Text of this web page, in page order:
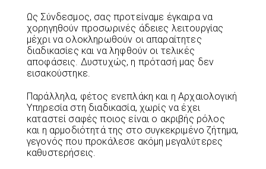
Ως Σύνδεσμος, σας προτείναμε έγκαιρα να
χορηγηθούν προσωρινές άδειες λειτουργίας
μέχρι να ολοκληρωθούν οι απαραίτητες
διαδικασίες και να ληφθούν οι τελικές
αποφάσεις. Δυστυχώς, η πρότασή μας δεν
εισακούστηκε.
Παράλληλα, φέτος ενεπλάκη και η Αρχαιολογική
Υπηρεσία στη διαδικασία, χωρίς να έχει
καταστεί σαφές ποιος είναι ο ακριβής ρόλος
και η αρμοδιότητά της στο συγκεκριμένο ζήτημα,
γεγονός που προκάλεσε ακόμη μεγαλύτερες
καθυστερήσεις.